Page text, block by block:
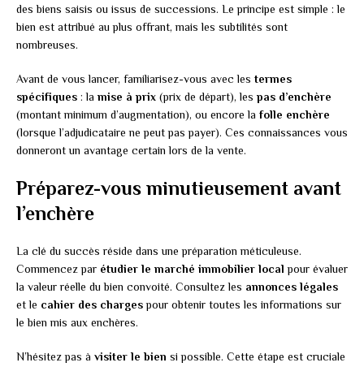
des biens saisis ou issus de successions. Le principe est simple : le
bien est attribué au plus offrant, mais les subtilités sont
nombreuses.
Avant de vous lancer, familiarisez-vous avec les termes
spécifiques : la mise à prix (prix de départ), les pas d’enchère
(montant minimum d’augmentation), ou encore la folle enchère
(lorsque l’adjudicataire ne peut pas payer). Ces connaissances vous
donneront un avantage certain lors de la vente.
Préparez-vous minutieusement avant
l’enchère
La clé du succès réside dans une préparation méticuleuse.
Commencez par étudier le marché immobilier local pour évaluer
la valeur réelle du bien convoité. Consultez les annonces légales
et le cahier des chargespour obtenir toutes les informations sur
le bien mis aux enchères.
N’hésitez pas à visiter le bien si possible. Cette étape est cruciale